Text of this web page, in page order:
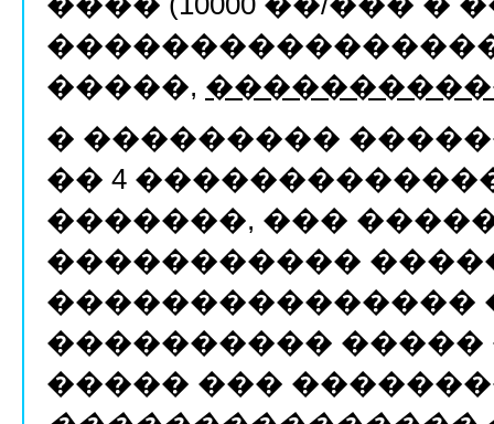
�����,
� ���������
�� 4
�������, ���
�����������
���������������
���������� �����
����� ���